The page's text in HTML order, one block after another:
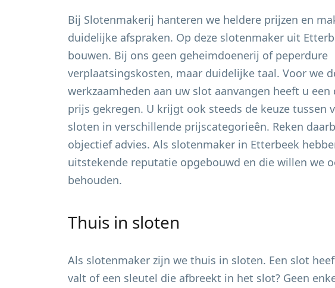
Bij Slotenmakerij hanteren we heldere prijzen en
duidelijke afspraken. Op deze slotenmaker uit
bouwen. Bij ons geen geheimdoenerij of peperdure
verplaatsingskosten, maar duidelijke taal. Voor we
werkzaamheden aan uw slot aanvangen heeft u
prijs gekregen. U krijgt ook steeds de keuze tussen
sloten in verschillende prijscategorieên. Reken
objectief advies. Als slotenmaker in Etterbeek
uitstekende reputatie opgebouwd en die willen we
behouden.
Thuis in sloten
Als slotenmaker zijn we thuis in sloten. Een slot
valt of een sleutel die afbreekt in het slot? Geen